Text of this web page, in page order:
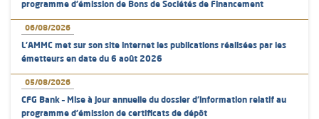
programme d'émission de Bons de Sociétés de Financement
06/08/2026
L’AMMC met sur son site internet les publications réalisées par les
émetteurs en date du 6 août 2026
05/08/2026
CFG Bank – Mise à jour annuelle du dossier d’information relatif au
programme d'émission de certificats de dépôt